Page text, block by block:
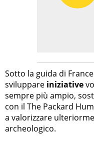
Sotto la guida di
sviluppare iniziative
sempre più ampio,
con il The Packard
a valorizzare
archeologico.